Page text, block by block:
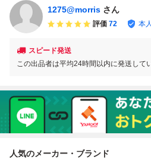
1275@morris さん
評価 72 本
スピード発送
この出品者は平均24時間以内に発送して
人気のメーカー・ブランド